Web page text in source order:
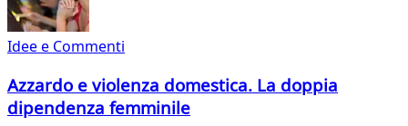
Idee e Commenti
Azzardo e violenza domestica. La doppia
dipendenza femminile